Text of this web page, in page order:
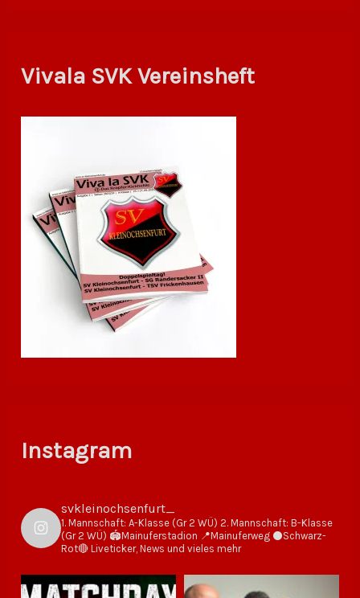
Vivala SVK Vereinsheft
Instagram
svkleinochsenfurt_
1. Mannschaft: A-Klasse (Gr 2 WÜ) 2. Mannschaft: B-Klasse
(Gr 2 WÜ) 🏟Mainuferstadion 📍Mainuferweg ⚫️Schwarz-
Rot🔴 Liveticker, News und vieles mehr